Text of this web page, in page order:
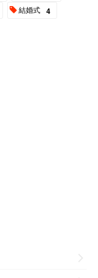
結婚式 4